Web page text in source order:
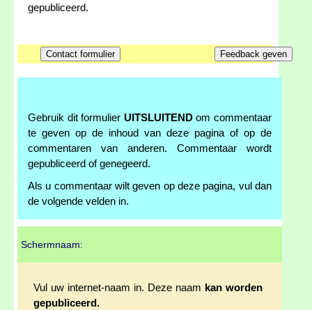
gepubliceerd.
Gebruik dit formulier UITSLUITENDom commentaar
te geven op de inhoud van deze pagina of op de
commentaren van anderen. Commentaar wordt
gepubliceerd of genegeerd.
Als u commentaar wilt geven op deze pagina, vul dan
de volgende velden in.
Schermnaam:
Vul uw internet-naam in. Deze naam kan worden
gepubliceerd.